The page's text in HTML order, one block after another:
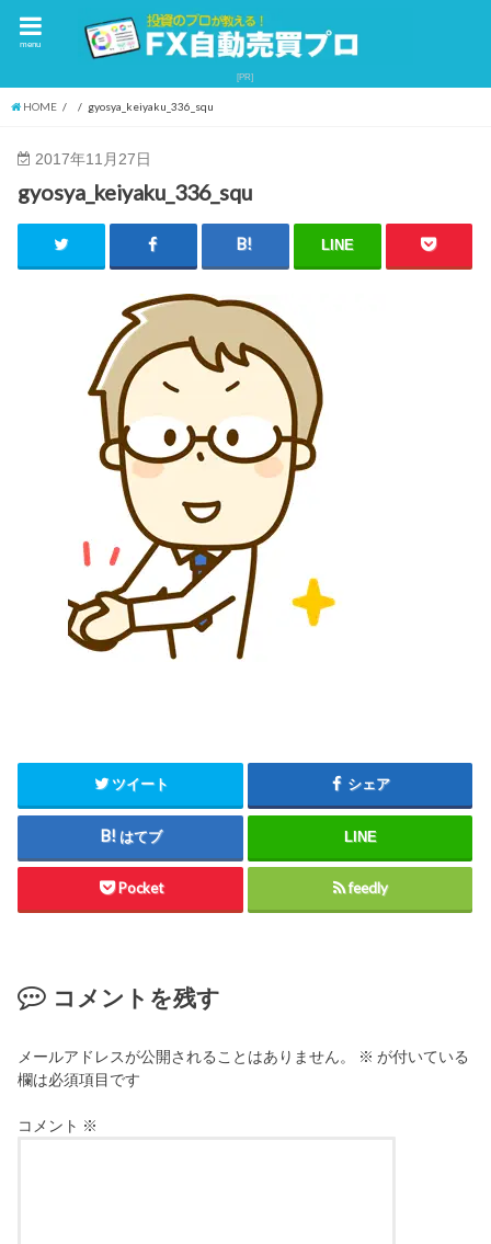
menu
HOME gyosya_keiyaku_336_squ
2017年11月27日
gyosya_keiyaku_336_squ
LINE
ツイート シェア
はてブ LINE
Pocket feedly
コメントを残す
メールアドレスが公開されることはありません。 ※ が付いている
欄は必須項目です
コメント ※